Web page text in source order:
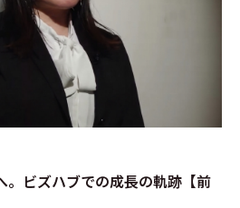
。ビズハブでの成長の軌跡【前